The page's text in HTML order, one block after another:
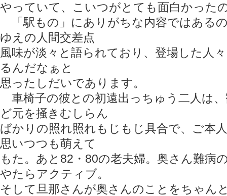
やっていて、こいつがとても面白かった
「駅もの」にありがちな内容ではある
ゆえの人間交差点
風味が淡々と語られており、登場した人
るんだなぁと
思ったしだいであります。
車椅子の彼との初遠出っちゅう二人は
ど元を掻きむしらん
ばかりの照れ照れもじもじ具合で、ご本
思いつつも萌えて
もた。あと82・80の老夫婦。奥さん難病
やたらアクティブ。
そして旦那さんが奥さんのことをちゃん